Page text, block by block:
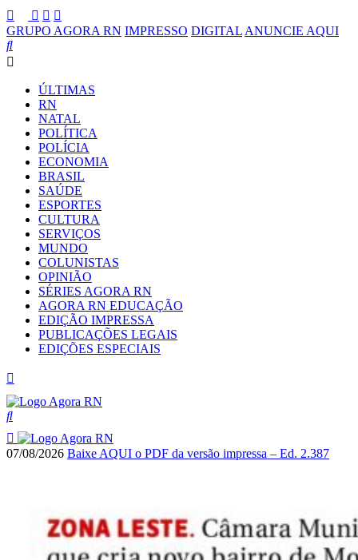
GRUPO AGORA RN IMPRESSO DIGITAL ANUNCIE AQUI
ÚLTIMAS
RN
NATAL
POLÍTICA
POLÍCIA
ECONOMIA
BRASIL
SAÚDE
ESPORTES
CULTURA
SERVIÇOS
MUNDO
COLUNISTAS
OPINIÃO
SÉRIES AGORA RN
AGORA RN EDUCAÇÃO
EDIÇÃO IMPRESSA
PUBLICAÇÕES LEGAIS
EDIÇÕES ESPECIAIS
07/08/2026 Baixe AQUI o PDF da versão impressa – Ed. 2.387